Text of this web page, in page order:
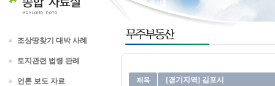
조상땅찾기 대박 사례
토지관련 법령 판례
언론 보도 자료 [경기지역] 김포시